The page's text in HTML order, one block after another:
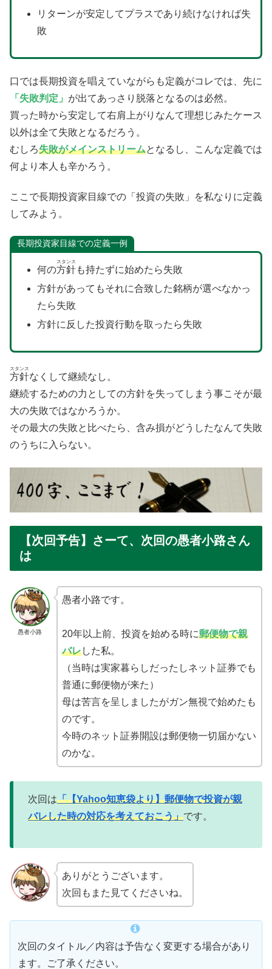
リターンが安定してプラスであり続けなければ失
敗
口では長期投資を唱えていながらも定義がコレでは、先に
「失敗判定」 が出てあっさり脱落となるのは必然。
買った時から安定して右肩上がりなんて理想じみたケース
以外は全て失敗となるだろう。
むしろ失敗がメインストリームとなるし、こんな定義では
何より本人も辛かろう。
ここで長期投資家目線での「投資の失敗」を私なりに定義
してみよう。
長期投資家目線での定義一例
何の方針
スタンス
も持たずに始めたら失敗
方針があってもそれに合致した銘柄が選べなかっ
たら失敗
方針に反した投資行動を取ったら失敗
方針
スタンス
なくして継続なし。
継続するための力としての方針を失ってしまう事こそが最
大の失敗ではなかろうか。
その最大の失敗と比べたら、含み損がどうしたなんて失敗
のうちに入らない。
【次回予告】さーて、次回の愚者小路さん
は
愚者小路
愚者小路です。
20年以上前、投資を始める時に郵便物で親
バレした私。
（当時は実家暮らしだったしネット証券でも
普通に郵便物が来た）
母は苦言を呈しましたがガン無視で始めたも
のです。
今時のネット証券開設は郵便物一切届かない
のかな。
次回は「【Yahoo知恵袋より】郵便物で投資が親
バレした時の対応を考えておこう」です。
ありがとうございます。
次回もまた見てくださいね。
次回のタイトル／内容は予告なく変更する場合があり
ます。ご了承ください。